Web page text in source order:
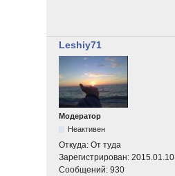
Leshiy71
Модератор
Неактивен
Откуда:От туда
Зарегистрирован:2015.01.10
Сообщений:930